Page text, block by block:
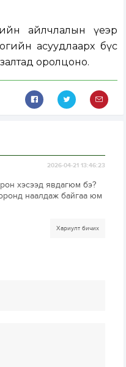
айлчлалын үеэр
асуудлаарх бүс
оролцоно.
2026-04-21 13:46:23
хэсээд явдагюм бэ?
наалдаж байгаа юм
Хариулт бичих